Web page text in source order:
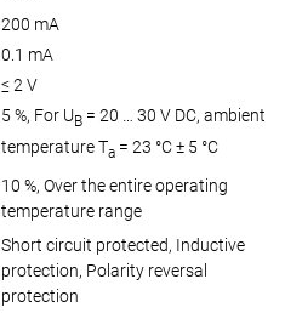
200 mA
0.1 mA
≤ 2 V
5 %, For UB = 20 … 30 V DC, ambient
temperature Ta = 23 °C ± 5 °C
10 %, Over the entire operating
temperature range
Short circuit protected, Inductive
protection, Polarity reversal
protection